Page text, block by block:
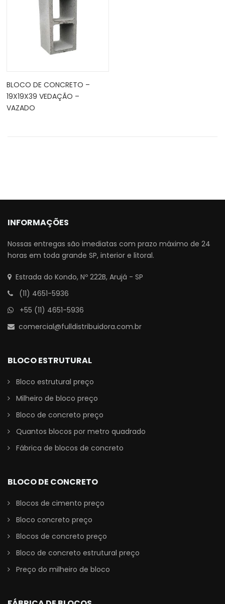
BLOCO DE CONCRETO –
19X19X39 VEDAÇÃO –
VAZADO
INFORMAÇÕES
Nossas entregas são imediatas com prazo máximo de 24
horas em toda grande SP, interior e litoral.
Estrada do Kondo, Nº 222B, Arujá - SP
(11) 4651-5936
+55 (11) 4651-5936
comercial@fulldistribuidora.com.br
BLOCO ESTRUTURAL
Bloco estrutural preço
Milheiro de bloco preço
Bloco de concreto preço
Quantos blocos por metro quadrado
Fábrica de blocos de concreto
BLOCO DE CONCRETO
Blocos de cimento preço
Bloco concreto preço
Blocos de concreto preço
Bloco de concreto estrutural preço
Preço do milheiro de bloco